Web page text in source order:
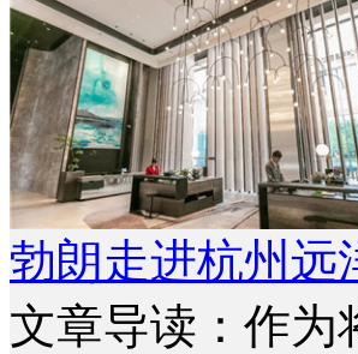
勃朗走进杭州远
文章导读：作为